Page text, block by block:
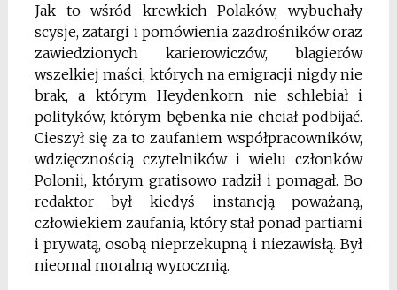
Jak to wśród krewkich Polaków, wybuchały
scysje, zatargi i pomówienia zazdrośników oraz
zawiedzionych karierowiczów, blagierów
wszelkiej maści, których na emigracji nigdy nie
brak, a którym Heydenkorn nie schlebiał i
polityków, którym bębenka nie chciał podbijać.
Cieszył się za to zaufaniem współpracowników,
wdzięcznością czytelników i wielu członków
Polonii, którym gratisowo radził i pomagał. Bo
redaktor był kiedyś instancją poważaną,
człowiekiem zaufania, który stał ponad partiami
i prywatą, osobą nieprzekupną i niezawisłą. Był
nieomal moralną wyrocznią.